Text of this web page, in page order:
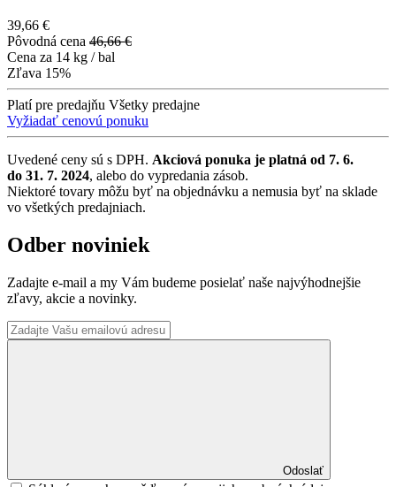
39,66 €
Pôvodná cena 46,66 €
Cena za 14 kg / bal
Zľava 15%
Platí pre predajňu Všetky predajne
Vyžiadať cenovú ponuku
Uvedené ceny sú s DPH. Akciová ponuka je platná od 7. 6.
do 31. 7. 2024, alebo do vypredania zásob.
Niektoré tovary môžu byť na objednávku a nemusia byť na sklade
vo všetkých predajniach.
Odber noviniek
Zadajte e-mail a my Vám budeme posielať naše najvýhodnejšie
zľavy, akcie a novinky.
Odoslať